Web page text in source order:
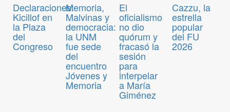
Declaraciones:
Kicillof en
la Plaza
del
Congreso
Memoria,
Malvinas y
democracia:
la UNM
fue sede
del
encuentro
Jóvenes y
Memoria
El
oficialismo
no dio
quórum y
fracasó la
sesión
para
interpelar
a María
Giménez
Cazzu, la
estrella
popular
del FU
2026